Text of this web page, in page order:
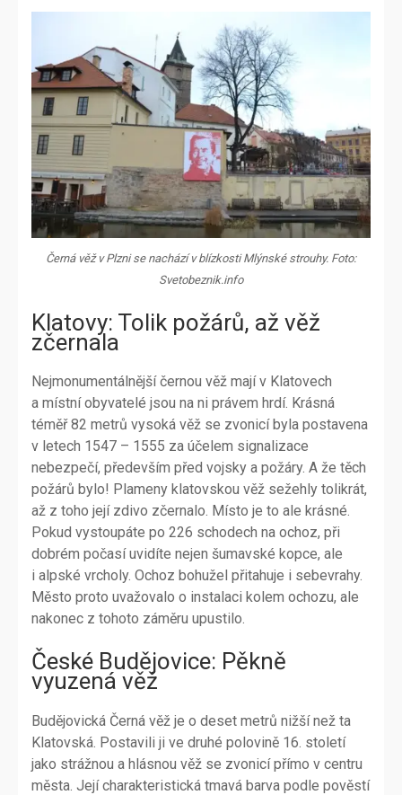
Černá věž v Plzni se nachází v blízkosti Mlýnské strouhy. Foto:
Svetobeznik.info
Klatovy: Tolik požárů, až věž
zčernala
Nejmonumentálnější černou věž mají v Klatovech
a místní obyvatelé jsou na ni právem hrdí. Krásná
téměř 82 metrů vysoká věž se zvonicí byla postavena
v letech 1547 – 1555 za účelem signalizace
nebezpečí, především před vojsky a požáry. A že těch
požárů bylo! Plameny klatovskou věž sežehly tolikrát,
až z toho její zdivo zčernalo. Místo je to ale krásné.
Pokud vystoupáte po 226 schodech na ochoz, při
dobrém počasí uvidíte nejen šumavské kopce, ale
i alpské vrcholy. Ochoz bohužel přitahuje i sebevrahy.
Město proto uvažovalo o instalaci kolem ochozu, ale
nakonec z tohoto záměru upustilo.
České Budějovice: Pěkně
vyuzená věž
Budějovická Černá věž je o deset metrů nižší než ta
Klatovská. Postavili ji ve druhé polovině 16. století
jako strážnou a hlásnou věž se zvonicí přímo v centru
města. Její charakteristická tmavá barva podle pověstí